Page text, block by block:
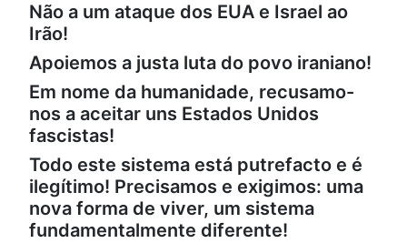
Não a um ataque dos EUA e Israel ao
Irão!
Apoiemos a justa luta do povo iraniano!
Em nome da humanidade, recusamo-
nos a aceitar uns Estados Unidos
fascistas!
Todo este sistema está putrefacto e é
ilegítimo! Precisamos e exigimos: uma
nova forma de viver, um sistema
fundamentalmente diferente!